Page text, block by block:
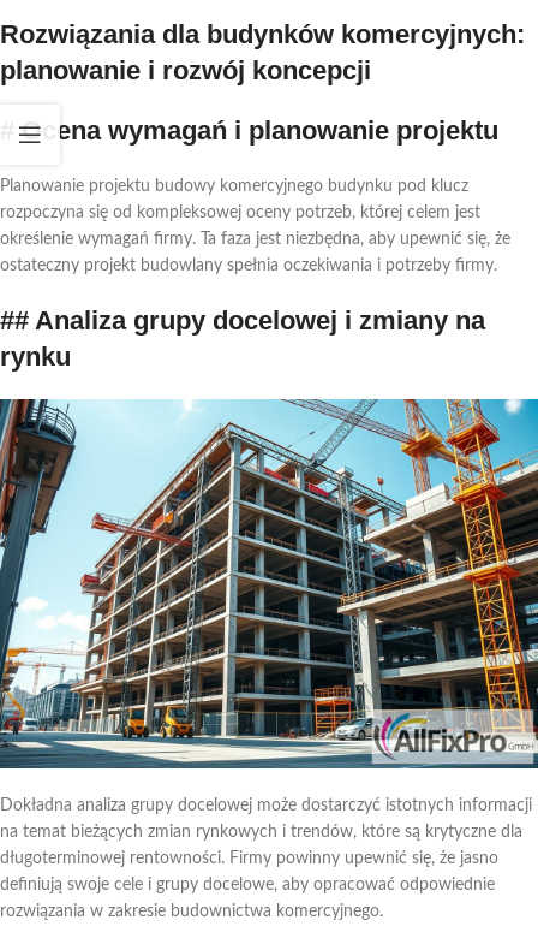
Rozwiązania dla budynków komercyjnych:
planowanie i rozwój koncepcji
# Ocena wymagań i planowanie projektu
Planowanie projektu budowy komercyjnego budynku pod klucz
rozpoczyna się od kompleksowej oceny potrzeb, której celem jest
określenie wymagań firmy. Ta faza jest niezbędna, aby upewnić się, że
ostateczny projekt budowlany spełnia oczekiwania i potrzeby firmy.
## Analiza grupy docelowej i zmiany na
rynku
Dokładna analiza grupy docelowej może dostarczyć istotnych informacji
na temat bieżących zmian rynkowych i trendów, które są krytyczne dla
długoterminowej rentowności. Firmy powinny upewnić się, że jasno
definiują swoje cele i grupy docelowe, aby opracować odpowiednie
rozwiązania w zakresie budownictwa komercyjnego.